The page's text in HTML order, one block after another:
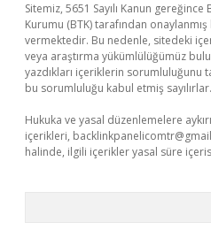
Sitemiz, 5651 Sayılı Kanun
Kurumu (BTK) tarafından
vermektedir. Bu nedenle, sitedeki
veya araştırma yükümlülüğümüz
yazdıkları içeriklerin sorumluluğunu
bu sorumluluğu kabul etmiş sayılırlar.
Hukuka ve yasal düzenlemelere
içerikleri,
halinde, ilgili içerikler yasal süre